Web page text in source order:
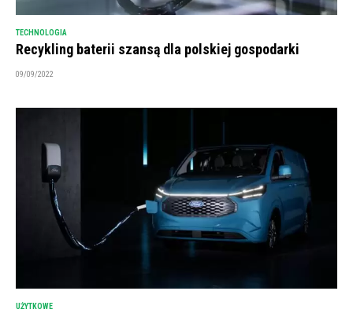
TECHNOLOGIA
Recykling baterii szansą dla polskiej gospodarki
09/09/2022
UŻYTKOWE